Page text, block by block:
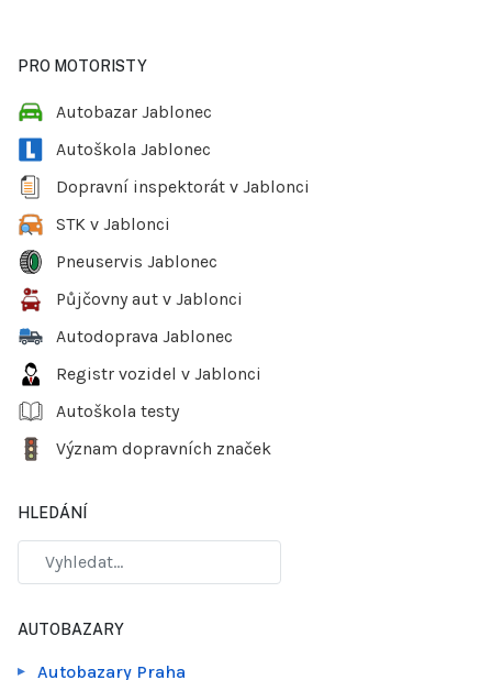
PRO MOTORISTY
Autobazar Jablonec
Autoškola Jablonec
Dopravní inspektorát v Jablonci
STK v Jablonci
Pneuservis Jablonec
Půjčovny aut v Jablonci
Autodoprava Jablonec
Registr vozidel v Jablonci
Autoškola testy
Význam dopravních značek
HLEDÁNÍ
AUTOBAZARY
Autobazary Praha